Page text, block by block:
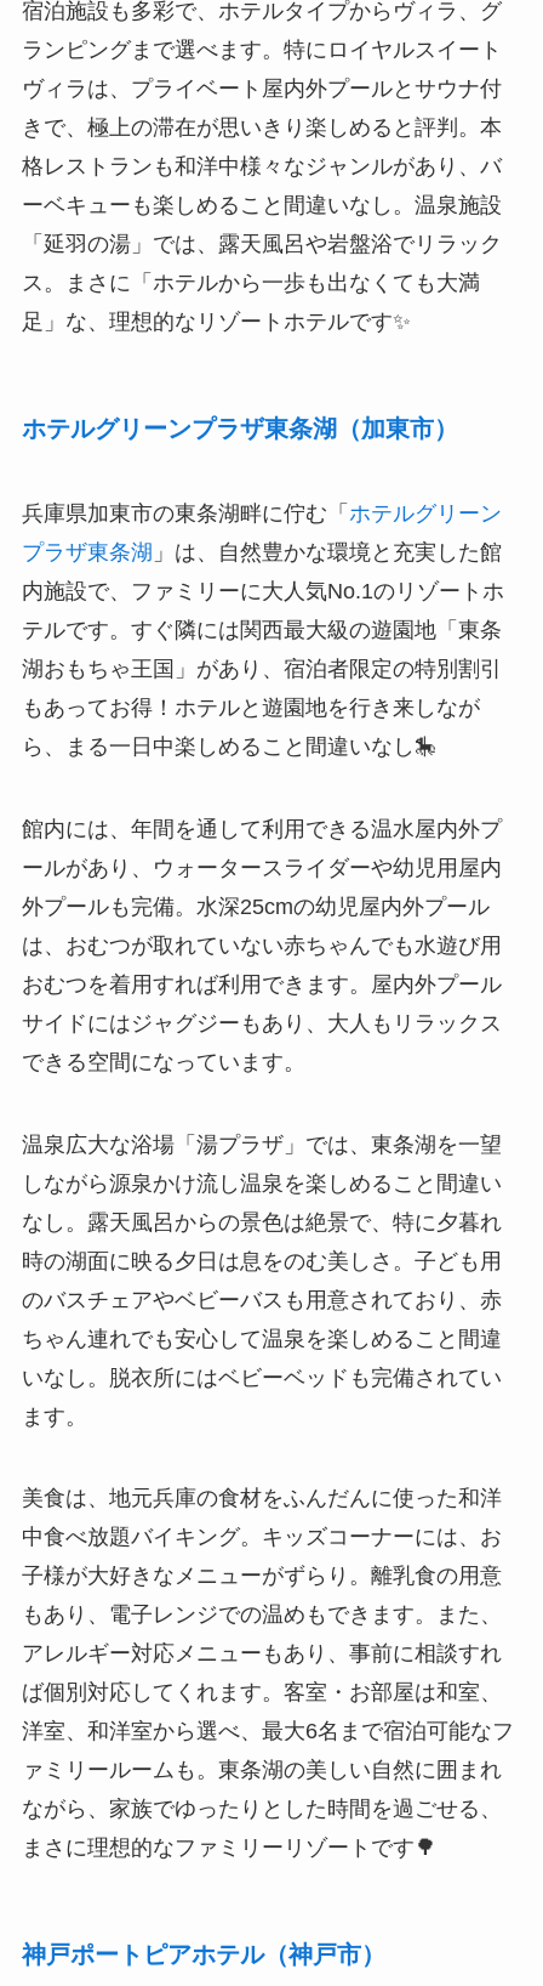
宿泊施設も多彩で、ホテルタイプからヴィラ、グ
ランピングまで選べます。特にロイヤルスイート
ヴィラは、プライベート屋内外プールとサウナ付
きで、極上の滞在が思いきり楽しめると評判。本
格レストランも和洋中様々なジャンルがあり、バ
ーベキューも楽しめること間違いなし。温泉施設
「延羽の湯」では、露天風呂や岩盤浴でリラック
ス。まさに「ホテルから一歩も出なくても大満
足」な、理想的なリゾートホテルです✨
ホテルグリーンプラザ東条湖（加東市）
兵庫県加東市の東条湖畔に佇む「 ホテルグリーン
プラザ東条湖 」は、自然豊かな環境と充実した館
内施設で、ファミリーに大人気No.1のリゾートホ
テルです。すぐ隣には関西最大級の遊園地「東条
湖おもちゃ王国」があり、宿泊者限定の特別割引
もあってお得！ホテルと遊園地を行き来しなが
ら、まる一日中楽しめること間違いなし🎠
館内には、年間を通して利用できる温水屋内外プ
ールがあり、ウォータースライダーや幼児用屋内
外プールも完備。水深25cmの幼児屋内外プール
は、おむつが取れていない赤ちゃんでも水遊び用
おむつを着用すれば利用できます。屋内外プール
サイドにはジャグジーもあり、大人もリラックス
できる空間になっています。
温泉広大な浴場「湯プラザ」では、東条湖を一望
しながら源泉かけ流し温泉を楽しめること間違い
なし。露天風呂からの景色は絶景で、特に夕暮れ
時の湖面に映る夕日は息をのむ美しさ。子ども用
のバスチェアやベビーバスも用意されており、赤
ちゃん連れでも安心して温泉を楽しめること間違
いなし。脱衣所にはベビーベッドも完備されてい
ます。
美食は、地元兵庫の食材をふんだんに使った和洋
中食べ放題バイキング。キッズコーナーには、お
子様が大好きなメニューがずらり。離乳食の用意
もあり、電子レンジでの温めもできます。また、
アレルギー対応メニューもあり、事前に相談すれ
ば個別対応してくれます。客室・お部屋は和室、
洋室、和洋室から選べ、最大6名まで宿泊可能なフ
ァミリールームも。東条湖の美しい自然に囲まれ
ながら、家族でゆったりとした時間を過ごせる、
まさに理想的なファミリーリゾートです🌳
神戸ポートピアホテル（神戸市）